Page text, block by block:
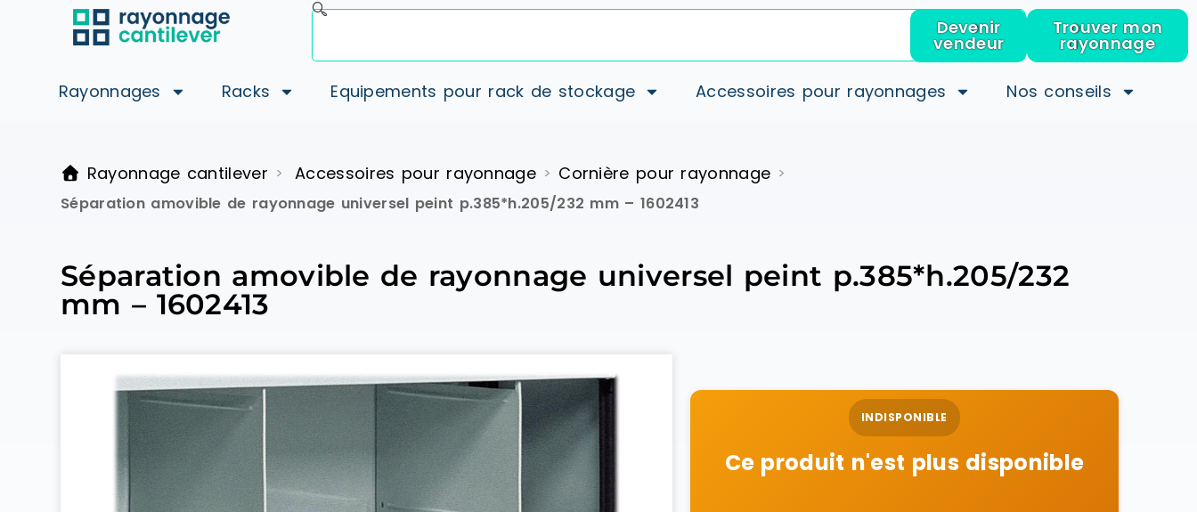
Devenir
vendeur
Trouver mon
rayonnage
Rayonnages Racks Equipements pour rack de stockage Accessoires pour rayonnages Nos conseils
Rayonnage cantilever > Accessoires pour rayonnage > Cornière pour rayonnage >
Séparation amovible de rayonnage universel peint p.385*h.205/232 mm – 1602413
Séparation amovible de rayonnage universel peint p.385*h.205/232
mm – 1602413
INDISPONIBLE
Ce produit n'est plus disponible